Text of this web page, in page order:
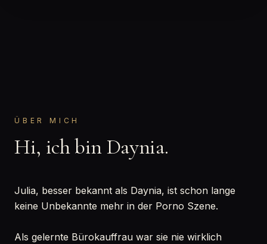
ÜBER MICH
Hi, ich bin Daynia.
Julia, besser bekannt als Daynia, ist schon lange
keine Unbekannte mehr in der Porno Szene.
Als gelernte Bürokauffrau war sie nie wirklich